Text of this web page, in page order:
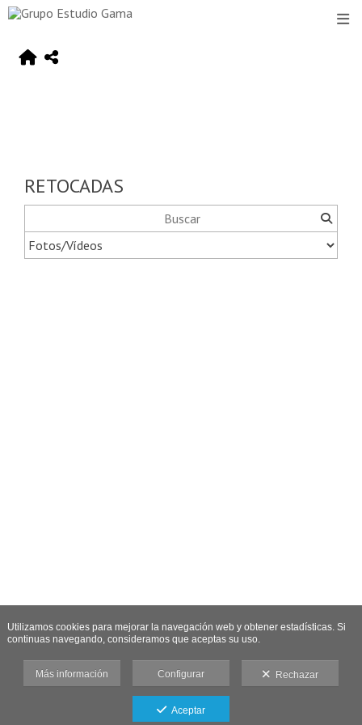
RETOCADAS
Utilizamos cookies para mejorar la navegación web y obtener estadísticas. Si
continuas navegando, consideramos que aceptas su uso.
Más información Configurar Rechazar
Aceptar